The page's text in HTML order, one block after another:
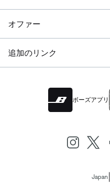
オファー
追加のリンク
ボーズアプリ
Japan